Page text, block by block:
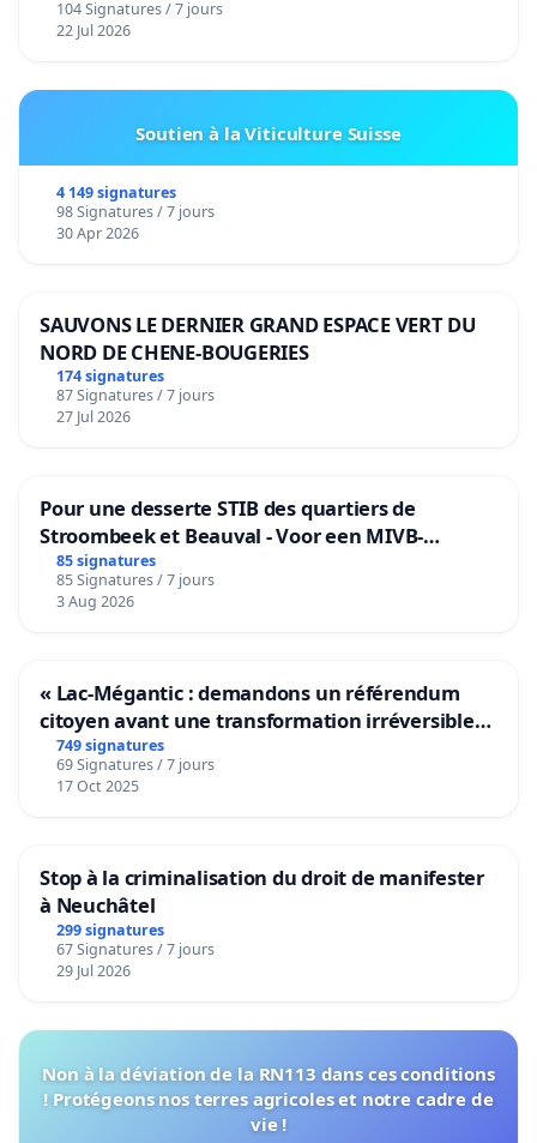
104 Signatures / 7 jours
22 Jul 2026
Soutien à la Viticulture Suisse
4 149 signatures
98 Signatures / 7 jours
30 Apr 2026
SAUVONS LE DERNIER GRAND ESPACE VERT DU
NORD DE CHENE-BOUGERIES
174 signatures
87 Signatures / 7 jours
27 Jul 2026
Pour une desserte STIB des quartiers de
Stroombeek et Beauval - Voor een MIVB-
bediening van de wijken Strombeek en Het
Voor
85 signatures
85 Signatures / 7 jours
3 Aug 2026
« Lac-Mégantic : demandons un référendum
citoyen avant une transformation irréversible
de notre territoire »
749 signatures
69 Signatures / 7 jours
17 Oct 2025
Stop à la criminalisation du droit de manifester
à Neuchâtel
299 signatures
67 Signatures / 7 jours
29 Jul 2026
Non à la déviation de la RN113 dans ces conditions
! Protégeons nos terres agricoles et notre cadre de
vie !